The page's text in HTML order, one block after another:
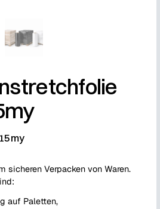
my
sicheren Verpacken von Waren.
auf Paletten,